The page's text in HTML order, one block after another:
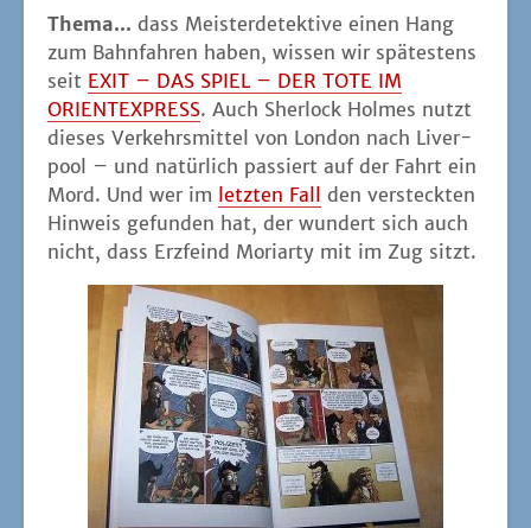
The­ma... dass Meis­ter­de­tek­ti­ve einen Hang
zum Bahn­fah­ren haben, wis­sen wir spä­tes­tens
seit EXIT – DAS SPIEL – DER TOTE IM
ORIENTEXPRESS. Auch Sher­lock Hol­mes nutzt
die­ses Ver­kehrs­mit­tel von Lon­don nach Liver­
pool – und natür­lich pas­siert auf der Fahrt ein
Mord. Und wer im letz­ten Fall
den ver­steck­ten
Hin­weis gefun­den hat, der wun­dert sich auch
nicht, dass Erz­feind Mori­ar­ty mit im Zug sitzt.